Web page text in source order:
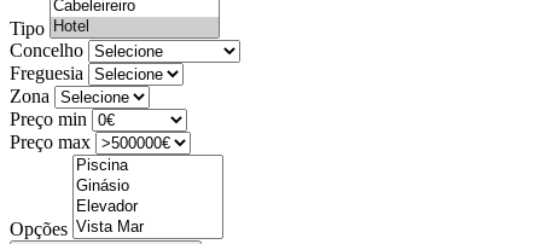
Tipo
Concelho
Freguesia
Zona
Preço min
Preço max
Opções